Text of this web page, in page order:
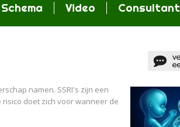
Schema Video Consultant
namen. SSRI's zijn een
doet zich voor wanneer de